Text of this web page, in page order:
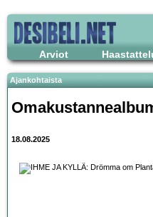
Arviot
Ajankohtaista
18.08.2025